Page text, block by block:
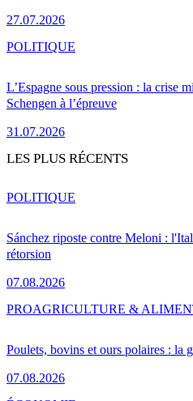
27.07.2026
L’Espagne sous pression : la crise
Schengen à l’épreuve
31.07.2026
POLITIQUE
LES PLUS RÉCENTS
Sánchez riposte contre Meloni :
rétorsion
07.08.2026
POLITIQUE
Poulets, bovins et ours polaires : la
07.08.2026
PROAGRICULTURE &